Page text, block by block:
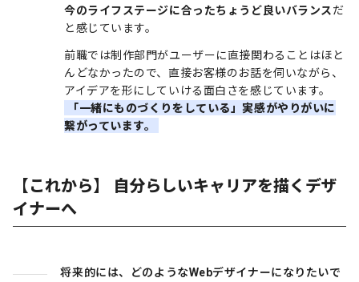
今のライフステージに合ったちょうど良いバランスだ
と感じています。
前職では制作部門がユーザーに直接関わることはほと
んどなかったので、直接お客様のお話を伺いながら、
アイデアを形にしていける面白さを感じています。
「一緒にものづくりをしている」実感がやりがいに
繋がっています。
【これから】 自分らしいキャリアを描くデザ
イナーへ
将来的には、どのようなWebデザイナーになりたいで